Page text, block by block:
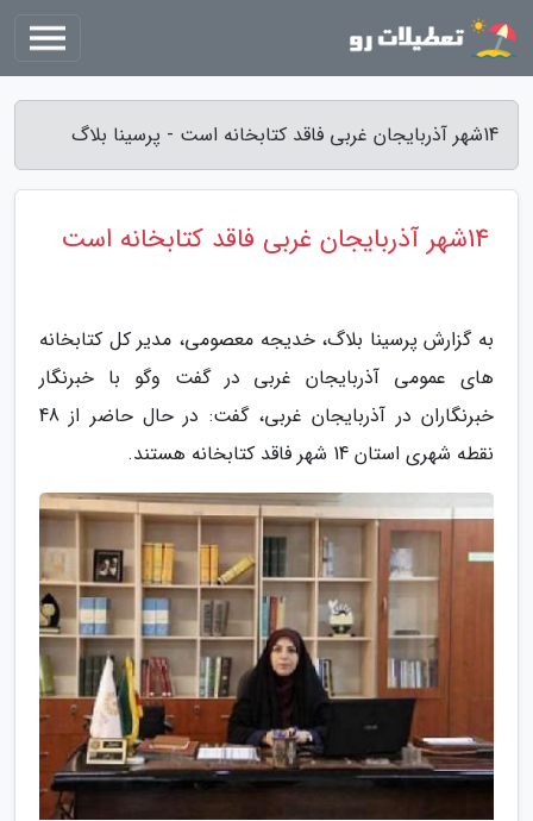
14شهر آذربایجان غربی فاقد کتابخانه است - پرسینا بلاگ
14شهر آذربایجان غربی فاقد کتابخانه است
به گزارش پرسینا بلاگ، خدیجه معصومی، مدیر کل کتابخانه
های عمومی آذربایجان غربی در گفت وگو با خبرنگار
خبرنگاران در آذربایجان غربی، گفت: در حال حاضر از 48
نقطه شهری استان 14 شهر فاقد کتابخانه هستند.